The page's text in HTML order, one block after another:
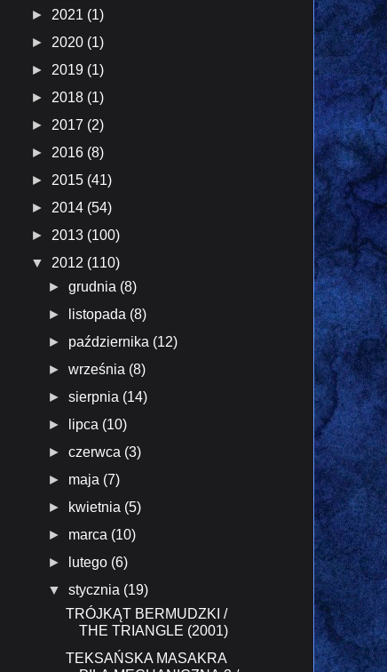
► 2021 (1)
► 2020 (1)
► 2019 (1)
► 2018 (1)
► 2017 (2)
► 2016 (8)
► 2015 (41)
► 2014 (54)
► 2013 (100)
▼ 2012 (110)
►grudnia (8)
►
listopada (8)
► października (12)
►września (8)
►sierpnia (14)
►
lipca (10)
►czerwca (3)
► maja (7)
►
kwietnia (5)
► marca (10)
►
lutego (6)
▼stycznia (19)
TRÓJKĄT BERMUDZKI /
THE TRIANGLE (2001)
TEKSAŃSKA MASAKRA